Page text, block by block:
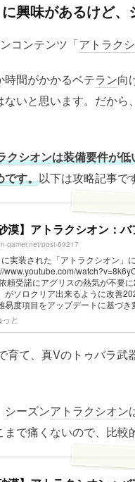
に興味があるけど
コンテンツ「アトラク
時間がかかるベテラン向
いと思います。だか
クシオンは装備要件が
です。以下は攻略記事で
漠】アトラクシオン：
gamer.net/post-69217
実装された「アトラクシオン」
www.youtube.com/
頼受諾にアグリスの熱気が不要
がソロクリア出来るように改善
易度項目をアップデートに基づ
日本実装。じわじわ直...
と
育て、真Vのトゥバラ
シーズンアトラクシオン
で痛くないので、比較